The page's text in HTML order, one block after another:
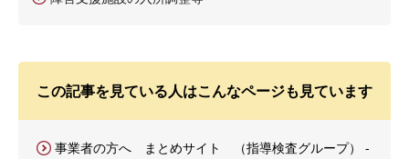
この記事を見ている人はこんなページも見ています
事業者の方へ まとめサイト （指導検査グループ） -